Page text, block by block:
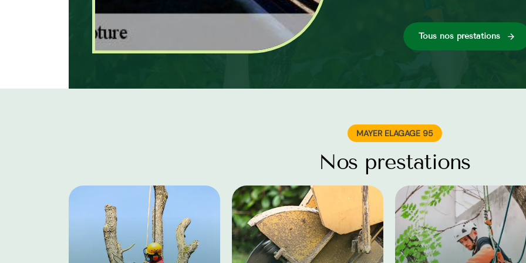
Tous nos préstations
MAYER ELAGAGE 95
Nos prestations